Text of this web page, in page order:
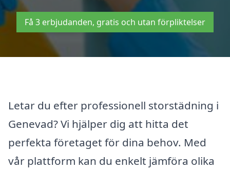
Få 3 erbjudanden, gratis och utan förpliktelser
Letar du efter professionell storstädning i
Genevad? Vi hjälper dig att hitta det
perfekta företaget för dina behov. Med
vår plattform kan du enkelt jämföra olika